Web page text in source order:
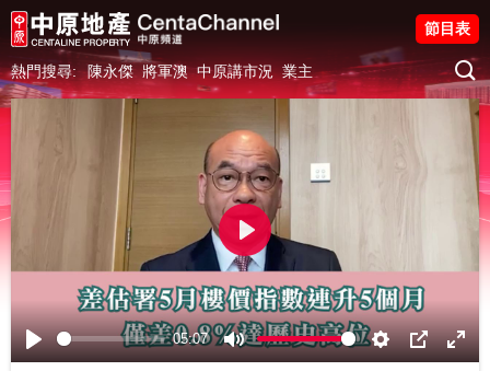
熱門搜尋: 陳永傑 將軍澳 中原講市況 業主
節目表
Play
05:07
Mute Settings
PIP
Play